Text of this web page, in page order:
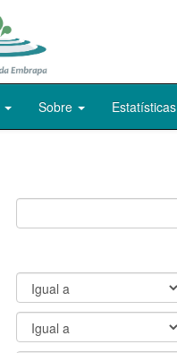
Sobre Estatísticas